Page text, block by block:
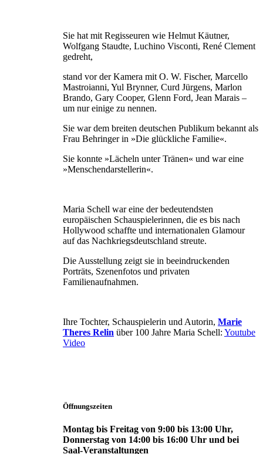
Sie hat mit Regisseuren wie Helmut Käutner,
Wolfgang Staudte, Luchino Visconti, René Clement
gedreht,
stand vor der Kamera mit O. W. Fischer, Marcello
Mastroianni, Yul Brynner, Curd Jürgens, Marlon
Brando, Gary Cooper, Glenn Ford, Jean Marais –
um nur einige zu nennen.
Sie war dem breiten deutschen Publikum bekannt als
Frau Behringer in »Die glückliche Familie«.
Sie konnte »Lächeln unter Tränen« und war eine
»Menschendarstellerin«.
Maria Schell war eine der bedeutendsten
europäischen Schauspielerinnen, die es bis nach
Hollywood schaffte und internationalen Glamour
auf das Nachkriegsdeutschland streute.
Die Ausstellung zeigt sie in beeindruckenden
Porträts, Szenenfotos und privaten
Familienaufnahmen.
Ihre Tochter, Schauspielerin und Autorin, Marie
Theres Relin über 100 Jahre Maria Schell: Youtube
Video
Öffnungszeiten
Montag bis Freitag von 9:00 bis 13:00 Uhr,
Donnerstag von 14:00 bis 16:00 Uhr und bei
Saal-Veranstaltungen